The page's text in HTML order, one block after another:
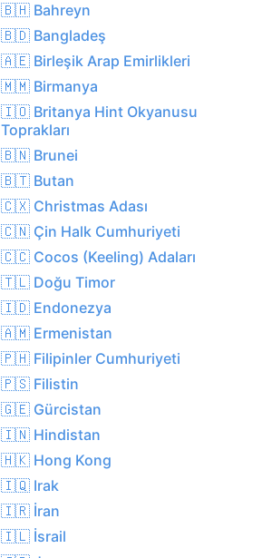
🇧🇭 Bahreyn
🇧🇩 Bangladeş
🇦🇪 Birleşik Arap Emirlikleri
🇲🇲 Birmanya
🇮🇴 Britanya Hint Okyanusu
Toprakları
🇧🇳 Brunei
🇧🇹 Butan
🇨🇽 Christmas Adası
🇨🇳 Çin Halk Cumhuriyeti
🇨🇨 Cocos (Keeling) Adaları
🇹🇱 Doğu Timor
🇮🇩 Endonezya
🇦🇲 Ermenistan
🇵🇭 Filipinler Cumhuriyeti
🇵🇸 Filistin
🇬🇪 Gürcistan
🇮🇳 Hindistan
🇭🇰 Hong Kong
🇮🇶 Irak
🇮🇷 İran
🇮🇱 İsrail